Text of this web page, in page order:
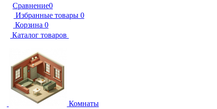
Сравнение0
Избранные товары 0
Корзина 0
Каталог товаров
Комнаты